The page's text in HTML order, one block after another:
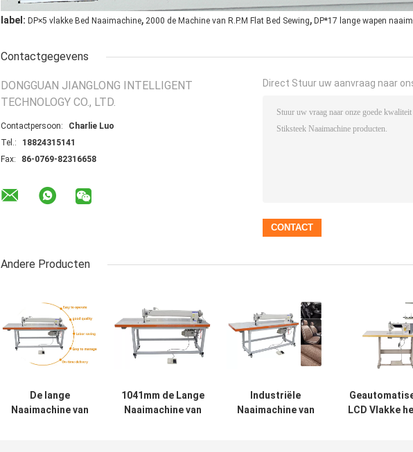
label: DP×5 vlakke Bed Naaimachine, 2000 de Machine van R.P.M Flat Bed Sewing, DP*17 lange wapen
Contactgegevens
DONGGUAN JIANGLONG INTELLIGENT
TECHNOLOGY CO., LTD.
Contactpersoon:
Charlie Luo
Tel.:
18824315141
Fax:
86-0769-82316658
Direct Stuur uw aanvraag naar
Andere Producten
De lange
Naaimachine van
1041mm de Lange
Naaimachine van
Industriële
Naaimachine van
LCD Vlakke